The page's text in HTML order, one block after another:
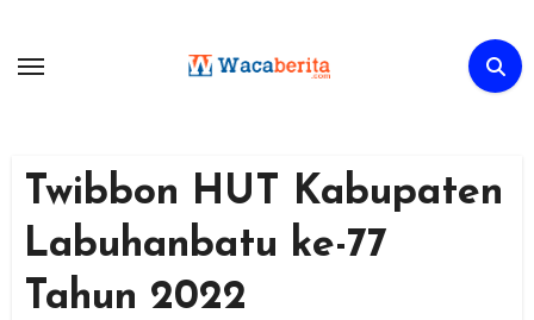
content
Twibbon HUT Kabupaten
Labuhanbatu ke-77
Tahun 2022